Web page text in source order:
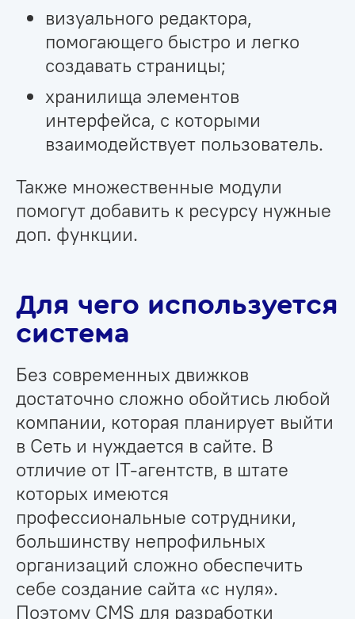
визуального редактора,
помогающего быстро и легко
создавать страницы;
хранилища элементов
интерфейса, с которыми
взаимодействует пользователь.
Также множественные модули
помогут добавить к ресурсу нужные
доп. функции.
Для чего используется
система
Без современных движков
достаточно сложно обойтись любой
компании, которая планирует выйти
в Сеть и нуждается в сайте. В
отличие от IT-агентств, в штате
которых имеются
профессиональные сотрудники,
большинству непрофильных
организаций сложно обеспечить
себе создание сайта «с нуля».
Поэтому CMS для разработки